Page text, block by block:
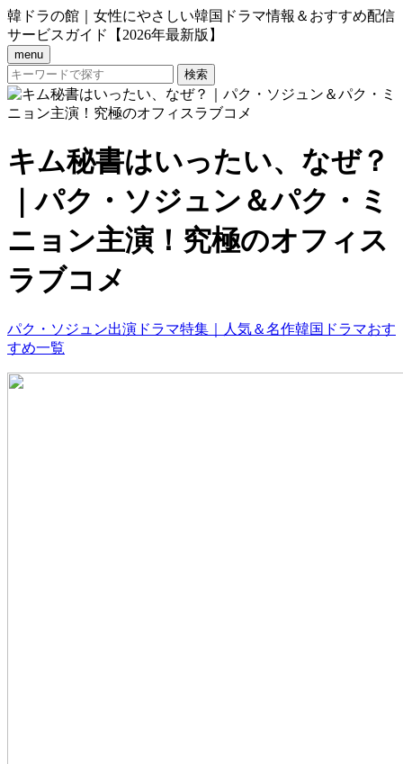
韓ドラの館｜女性にやさしい韓国ドラマ情報＆おすすめ配信
サービスガイド【2026年最新版】
menu
キム秘書はいったい、なぜ？
｜パク・ソジュン＆パク・ミ
ニョン主演！究極のオフィス
ラブコメ
パク・ソジュン出演ドラマ特集｜人気＆名作韓国ドラマおす
すめ一覧